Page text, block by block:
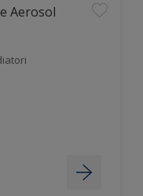
Aerosol